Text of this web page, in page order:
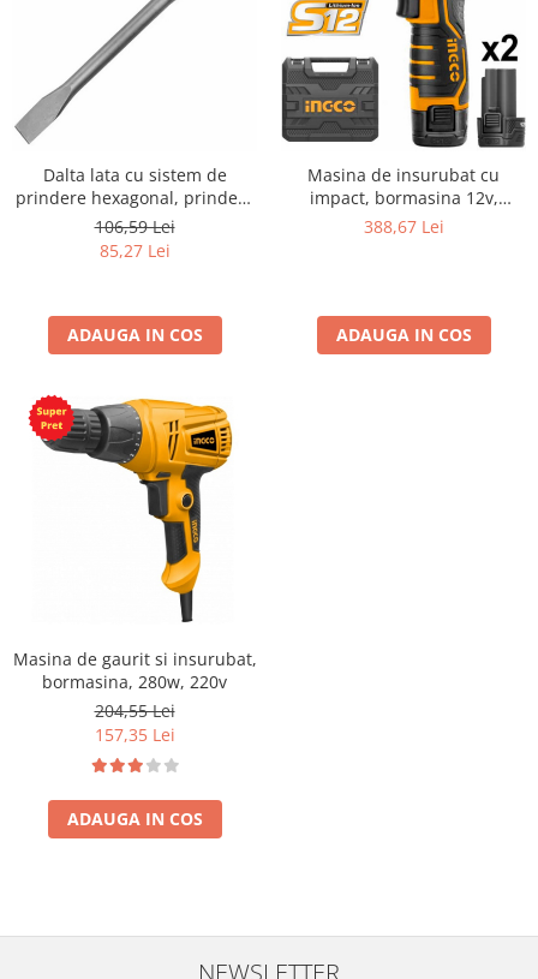
Dalta lata cu sistem de
prindere hexagonal, prindere
de 30 mm, L 410 mm
106,59 Lei
85,27 Lei
ADAUGA IN COS
Masina de insurubat cu
impact, bormasina 12v,
100NM, S12
388,67 Lei
ADAUGA IN COS
Masina de gaurit si insurubat,
bormasina, 280w, 220v
204,55 Lei
157,35 Lei
ADAUGA IN COS
NEWSLETTER